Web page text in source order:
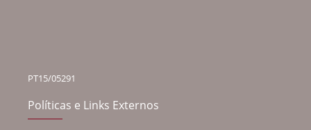
PT15/05291
Políticas e Links Externos